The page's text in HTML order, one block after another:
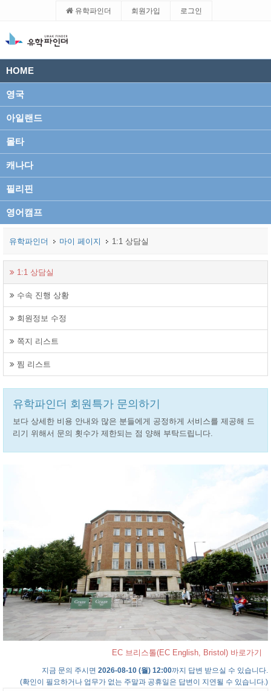
유학파인더 회원가입 로그인
HOME
영국
아일랜드
몰타
캐나다
필리핀
영어캠프
유학파인더 마이 페이지 1:1 상담실
1:1 상담실
수속 진행 상황
회원정보 수정
쪽지 리스트
찜 리스트
유학파인더 회원특가 문의하기
보다 상세한 비용 안내와 많은 분들에게 공정하게 서비스를 제공해 드
리기 위해서 문의 횟수가 제한되는 점 양해 부탁드립니다.
EC 브리스톨(EC English, Bristol) 바로가기
지금 문의 주시면 2026-08-10 (월) 12:00까지 답변 받으실 수 있습니다.
(확인이 필요하거나 업무가 없는 주말과 공휴일은 답변이 지연될 수 있습니다.)